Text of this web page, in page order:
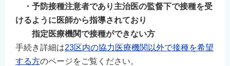
・予防接種注意者であり主治医の監督下で接種を受
けるように医師から指導されており
指定医療機関で接種ができない方
手続き詳細は23区内の協力医療機関以外で接種を希望
する方のページをご覧ください。